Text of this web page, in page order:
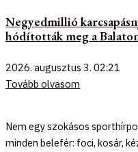
Negyedmillió
hódították meg a
2026. augusztus 3. 02:21
Tovább olvasom
Nem egy szokásos
minden belefér: foci, kosár,